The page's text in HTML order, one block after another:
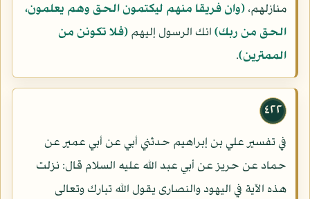
منازلهم، (وان فريقا منهم ليكتمون الحق وهم يعلمون،
الحق من ربك) انك الرسول إليهم (فلا تكونن من
الممترين).
٤٢٢
في تفسير علي بن إبراهيم حدثني أبي عن أبي عمير عن
حماد عن حريز عن أبي عبد الله عليه السلام قال: نزلت
هذه الآية في اليهود والنصارى يقول الله تبارك وتعالى